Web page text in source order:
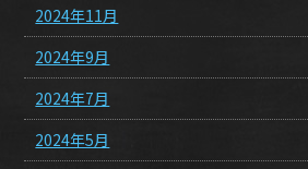
2024年11月
2024年9月
2024年7月
2024年5月